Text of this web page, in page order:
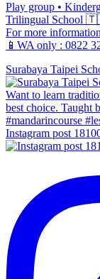
Play group •
Trilingual
For more
📱WA only : 0822
Surabaya Taipei
Instagram post